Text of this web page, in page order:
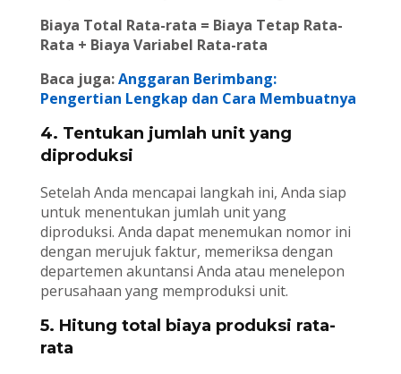
Biaya Total Rata-rata = Biaya Tetap Rata-
Rata + Biaya Variabel Rata-rata
Baca juga:Anggaran Berimbang:
Pengertian Lengkap dan Cara Membuatnya
4. Tentukan jumlah unit yang
diproduksi
Setelah Anda mencapai langkah ini, Anda siap
untuk menentukan jumlah unit yang
diproduksi. Anda dapat menemukan nomor ini
dengan merujuk faktur, memeriksa dengan
departemen akuntansi Anda atau menelepon
perusahaan yang memproduksi unit.
5. Hitung total biaya produksi rata-
rata